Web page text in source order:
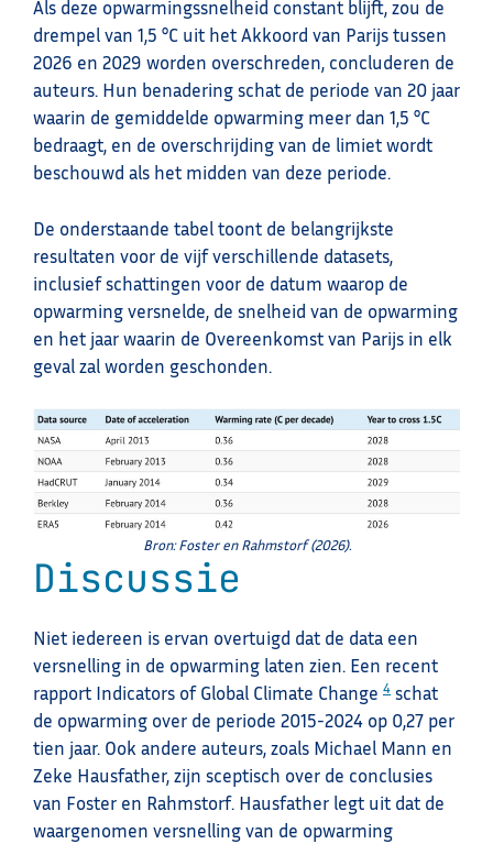
Als deze opwarmingssnelheid constant blijft, zou de
drempel van 1,5 °C uit het Akkoord van Parijs tussen
2026 en 2029 worden overschreden, concluderen de
auteurs. Hun benadering schat de periode van 20 jaar
waarin de gemiddelde opwarming meer dan 1,5 °C
bedraagt, en de overschrijding van de limiet wordt
beschouwd als het midden van deze periode.
De onderstaande tabel toont de belangrijkste
resultaten voor de vijf verschillende datasets,
inclusief schattingen voor de datum waarop de
opwarming versnelde, de snelheid van de opwarming
en het jaar waarin de Overeenkomst van Parijs in elk
geval zal worden geschonden.
Bron: Foster en Rahmstorf (2026).
Discussie
Niet iedereen is ervan overtuigd dat de data een
versnelling in de opwarming laten zien. Een recent
rapport Indicators of Global Climate Change 4 schat
de opwarming over de periode 2015-2024 op 0,27 per
tien jaar. Ook andere auteurs, zoals Michael Mann en
Zeke Hausfather, zijn sceptisch over de conclusies
van Foster en Rahmstorf. Hausfather legt uit dat de
waargenomen versnelling van de opwarming